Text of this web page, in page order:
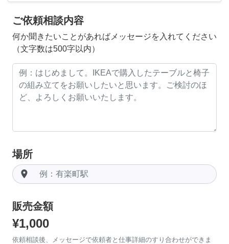
ご依頼相談内容
何か聞きたいことがあればメッセージを入れてください
（文字数は500字以内）
場所
room
販売金額
¥1,000
依頼相談後、メッセージで依頼者と仕事詳細のすり合わせができま